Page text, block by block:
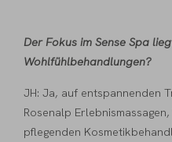
Der Fokus im Sense Spa
Wohlfühlbehandlungen?
JH: Ja, auf entspannenden
Rosenalp
pflegenden